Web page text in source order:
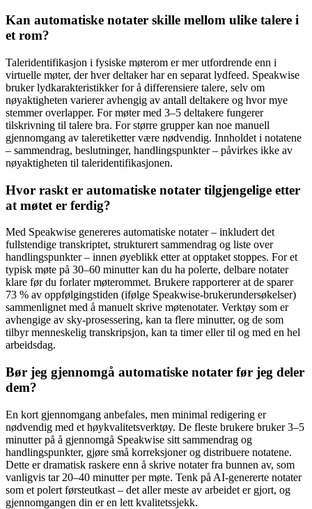
Kan automatiske notater skille mellom ulike talere i
et rom?
Taleridentifikasjon i fysiske møterom er mer utfordrende enn i
virtuelle møter, der hver deltaker har en separat lydfeed. Speakwise
bruker lydkarakteristikker for å differensiere talere, selv om
nøyaktigheten varierer avhengig av antall deltakere og hvor mye
stemmer overlapper. For møter med 3–5 deltakere fungerer
tilskrivning til talere bra. For større grupper kan noe manuell
gjennomgang av taleretiketter være nødvendig. Innholdet i notatene
– sammendrag, beslutninger, handlingspunkter – påvirkes ikke av
nøyaktigheten til taleridentifikasjonen.
Hvor raskt er automatiske notater tilgjengelige etter
at møtet er ferdig?
Med Speakwise genereres automatiske notater – inkludert det
fullstendige transkriptet, strukturert sammendrag og liste over
handlingspunkter – innen øyeblikk etter at opptaket stoppes. For et
typisk møte på 30–60 minutter kan du ha polerte, delbare notater
klare før du forlater møterommet. Brukere rapporterer at de sparer
73 % av oppfølgingstiden (ifølge Speakwise-brukerundersøkelser)
sammenlignet med å manuelt skrive møtenotater. Verktøy som er
avhengige av sky-prosessering, kan ta flere minutter, og de som
tilbyr menneskelig transkripsjon, kan ta timer eller til og med en hel
arbeidsdag.
Bør jeg gjennomgå automatiske notater før jeg deler
dem?
En kort gjennomgang anbefales, men minimal redigering er
nødvendig med et høykvalitetsverktøy. De fleste brukere bruker 3–5
minutter på å gjennomgå Speakwise sitt sammendrag og
handlingspunkter, gjøre små korreksjoner og distribuere notatene.
Dette er dramatisk raskere enn å skrive notater fra bunnen av, som
vanligvis tar 20–40 minutter per møte. Tenk på AI-genererte notater
som et polert førsteutkast – det aller meste av arbeidet er gjort, og
gjennomgangen din er en lett kvalitetssjekk.